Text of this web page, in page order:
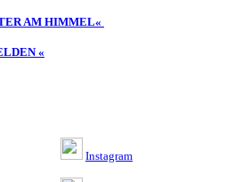
AM HIMMEL«
«
Instagram